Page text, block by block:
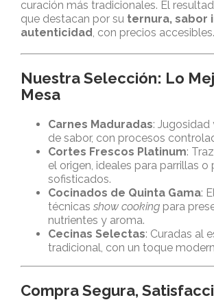
curación más tradicionales. El
que destacan por su ternura, sabor
autenticidad, con precios accesibles.
Nuestra Selección: Lo
Mesa
Carnes Maduradas:
de sabor, con procesos
Cortes Frescos Platinum:
el origen, ideales para parrillas o
sofisticados.
Cocinados de Quinta Gama:
técnicas show cooking para
nutrientes y aroma.
Cecinas Selectas: Curadas al
tradicional, con un toque
Compra Segura,